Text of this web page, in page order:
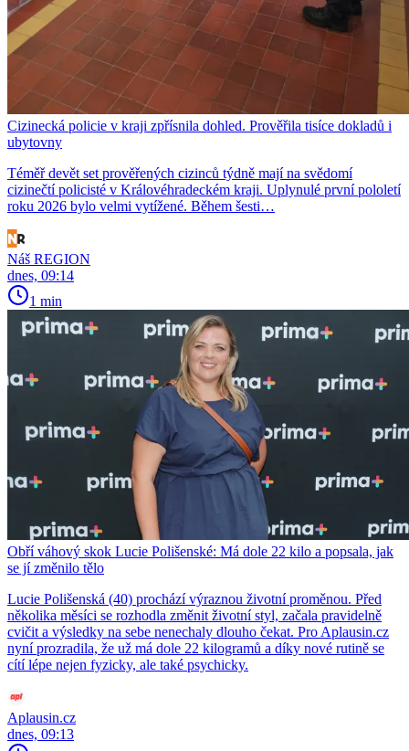
Cizinecká policie v kraji zpřísnila dohled. Prověřila tisíce dokladů i
ubytovny
Téměř devět set prověřených cizinců týdně mají na svědomí
cizinečtí policisté v Královéhradeckém kraji. Uplynulé první pololetí
roku 2026 bylo velmi vytížené. Během šesti…
Náš REGION
dnes, 09:14
1 min
Obří váhový skok Lucie Polišenské: Má dole 22 kilo a popsala, jak
se jí změnilo tělo
Lucie Polišenská (40) prochází výraznou životní proměnou. Před
několika měsíci se rozhodla změnit životní styl, začala pravidelně
cvičit a výsledky na sebe nenechaly dlouho čekat. Pro Aplausin.cz
nyní prozradila, že už má dole 22 kilogramů a díky nové rutině se
cítí lépe nejen fyzicky, ale také psychicky.
Aplausin.cz
dnes, 09:13